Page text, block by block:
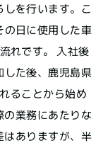
を行います。こ
の日に使用した車
れです。 入社後
した後、鹿児島県
ることから始め
業務にあたりな
はありますが、半